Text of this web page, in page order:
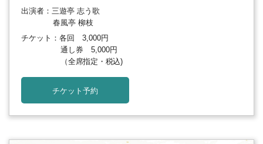
出演者：三遊亭 志う歌
春風亭 柳枝
チケット：各回 3,000円
通し券 5,000円
（全席指定・税込)
チケット予約